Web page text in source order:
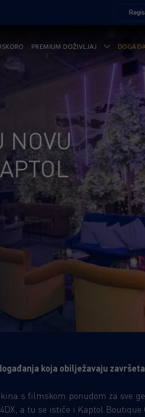
PREMIUM DOŽIVLJAJ
NOVU
koja obilježavaju
s filmskom ponudom za sve
a tu se ističe i Kaptol